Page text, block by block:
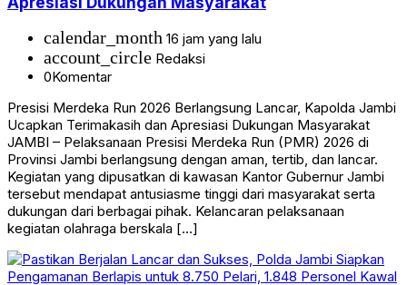
calendar_month 16 jam yang lalu
account_circle Redaksi
0Komentar
Presisi Merdeka Run 2026 Berlangsung Lancar, Kapolda Jambi
Ucapkan Terimakasih dan Apresiasi Dukungan Masyarakat
JAMBI – Pelaksanaan Presisi Merdeka Run (PMR) 2026 di
Provinsi Jambi berlangsung dengan aman, tertib, dan lancar.
Kegiatan yang dipusatkan di kawasan Kantor Gubernur Jambi
tersebut mendapat antusiasme tinggi dari masyarakat serta
dukungan dari berbagai pihak. Kelancaran pelaksanaan
kegiatan olahraga berskala […]